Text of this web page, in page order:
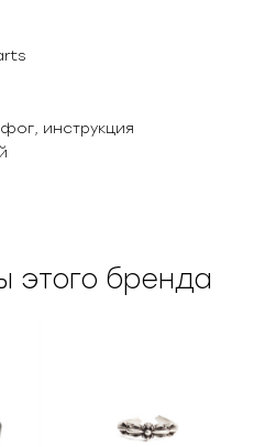
инструкция
этого бренда